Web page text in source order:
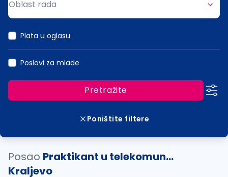
Oblast rada
Plata u oglasu
Poslovi za mlade
Pretražite
Poništite filtere
Posao Praktikant u telekomun...
Kraljevo